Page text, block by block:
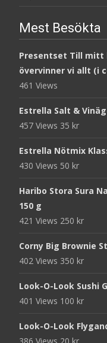
Mest Besökta
Presentset Till mitt
övervinner vi allt (i
461 Views
Estrella Salt &
457 Views 35 kr
Estrella Nötmix
430 Views 50 kr
Haribo Stora Sura
150 g
421 Views 250 kr
Corny Big Brownie
402 Views 350 kr
Look-O-Look Sushi
401 Views 100 kr
Look-O-Look